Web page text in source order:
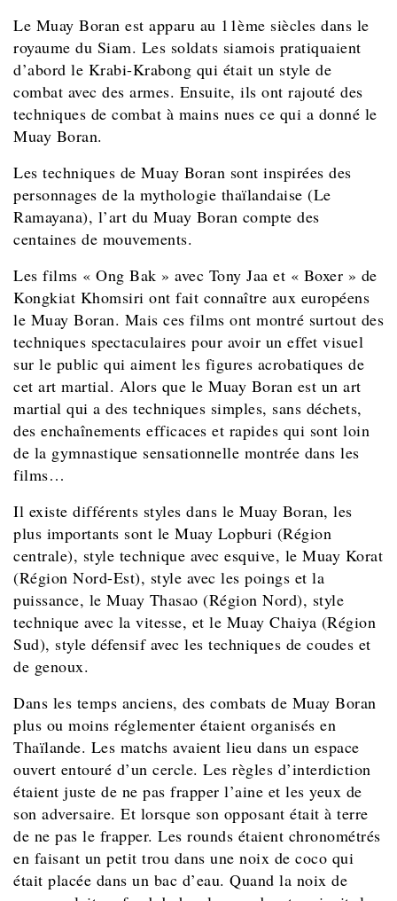
Le Muay Boran est apparu au 11ème siècles dans le
royaume du Siam. Les soldats siamois pratiquaient
d’abord le Krabi-Krabong qui était un style de
combat avec des armes. Ensuite, ils ont rajouté des
techniques de combat à mains nues ce qui a donné le
Muay Boran.
Les techniques de Muay Boran sont inspirées des
personnages de la mythologie thaïlandaise (Le
Ramayana), l’art du Muay Boran compte des
centaines de mouvements.
Les films « Ong Bak » avec Tony Jaa et « Boxer » de
Kongkiat Khomsiri ont fait connaître aux européens
le Muay Boran. Mais ces films ont montré surtout des
techniques spectaculaires pour avoir un effet visuel
sur le public qui aiment les figures acrobatiques de
cet art martial. Alors que le Muay Boran est un art
martial qui a des techniques simples, sans déchets,
des enchaînements efficaces et rapides qui sont loin
de la gymnastique sensationnelle montrée dans les
films…
Il existe différents styles dans le Muay Boran, les
plus importants sont le Muay Lopburi (Région
centrale), style technique avec esquive, le Muay Korat
(Région Nord-Est), style avec les poings et la
puissance, le Muay Thasao (Région Nord), style
technique avec la vitesse, et le Muay Chaiya (Région
Sud), style défensif avec les techniques de coudes et
de genoux.
Dans les temps anciens, des combats de Muay Boran
plus ou moins réglementer étaient organisés en
Thaïlande. Les matchs avaient lieu dans un espace
ouvert entouré d’un cercle. Les règles d’interdiction
étaient juste de ne pas frapper l’aine et les yeux de
son adversaire. Et lorsque son opposant était à terre
de ne pas le frapper. Les rounds étaient chronométrés
en faisant un petit trou dans une noix de coco qui
était placée dans un bac d’eau. Quand la noix de